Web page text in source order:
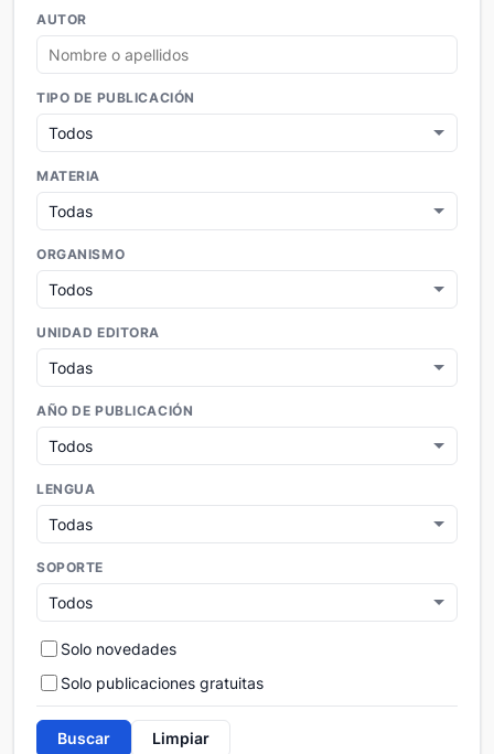
AUTOR
TIPO DE PUBLICACIÓN
MATERIA
ORGANISMO
UNIDAD EDITORA
AÑO DE PUBLICACIÓN
LENGUA
SOPORTE
Solo novedades
Solo publicaciones gratuitas
Buscar Limpiar